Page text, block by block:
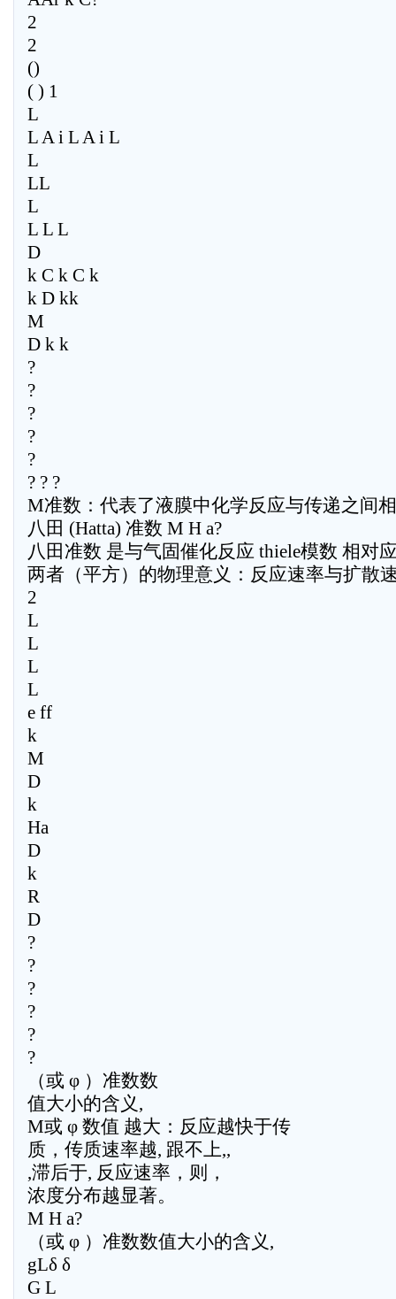
2
2
()
( ) 1
L
L A i L A i L
L
LL
L
L L L
D
k C k C k
k D kk
M
D k k
?
?
?
?
?
? ? ?
M准数：代表了液膜中化学反应与传递之间
八田 (Hatta) 准数 M H a?
八田准数 是与气固催化反应 thiele模数 相对
两者（平方）的物理意义：反应速率与扩散
2
L
L
L
L
e ff
k
M
D
k
Ha
D
k
R
D
?
?
?
?
?
?
（或 φ ）准数数
值大小的含义,
M或 φ 数值 越大：反应越快于传
质，传质速率越, 跟不上,,
,滞后于, 反应速率，则，
浓度分布越显著。
M H a?
（或 φ ）准数数值大小的含义,
gLδ δ
G L